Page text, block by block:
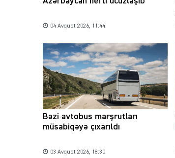
04 Avqust 2026, 11:44
Bəzi avtobus marşrutları
müsabiqəyə çıxarıldı
03 Avqust 2026, 18:30